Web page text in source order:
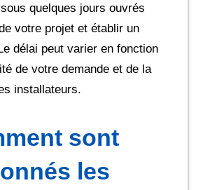
quelques jours ouvrés
votre projet et établir un
délai peut varier en fonction
de votre demande et de la
installateurs.
sont
les